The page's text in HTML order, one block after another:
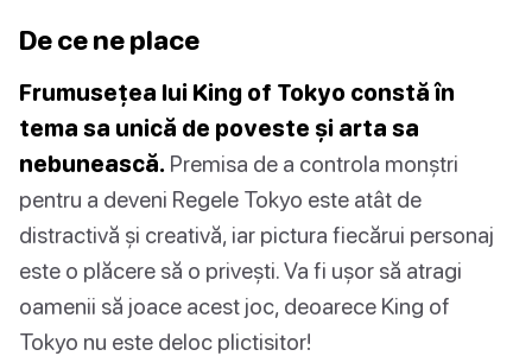
De ce ne place
Frumusețea lui King of Tokyo constă în
tema sa unică de poveste și arta sa
nebunească. Premisa de a controla monștri
pentru a deveni Regele Tokyo este atât de
distractivă și creativă, iar pictura fiecărui personaj
este o plăcere să o privești. Va fi ușor să atragi
oamenii să joace acest joc, deoarece King of
Tokyo nu este deloc plictisitor!